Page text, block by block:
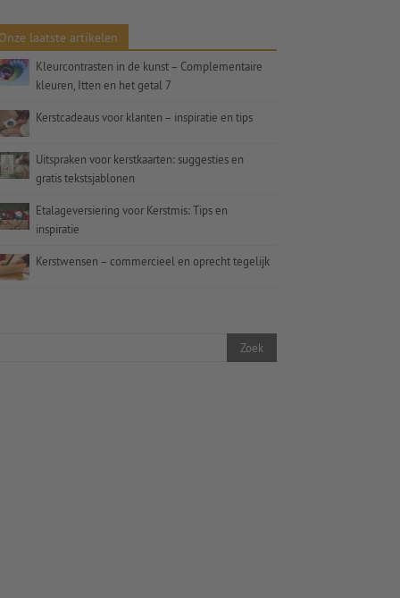
Onze laatste artikelen
Kleurcontrasten in de kunst – Complementaire
kleuren, Itten en het getal 7
Kerstcadeaus voor klanten – inspiratie en tips
Uitspraken voor kerstkaarten: suggesties en
gratis tekstsjablonen
Etalageversiering voor Kerstmis: Tips en
inspiratie
Kerstwensen – commercieel en oprecht tegelijk